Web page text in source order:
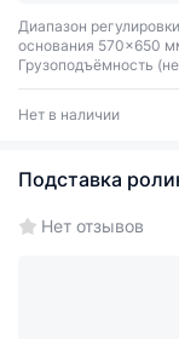
Диапазон
основания 570×650
Грузоподъёмность
Нет в наличии
Подставка
Нет отзывов